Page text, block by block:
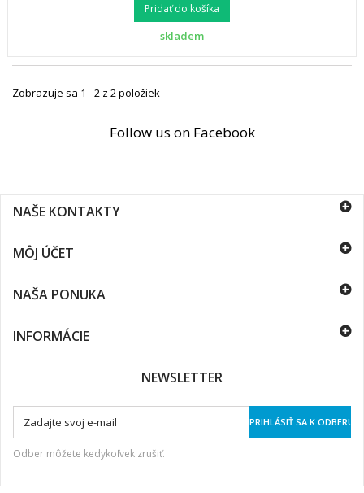
Pridať do košíka
skladem
Zobrazuje sa 1 - 2 z 2 položiek
Follow us on Facebook
NAŠE KONTAKTY
MÔJ ÚČET
NAŠA PONUKA
INFORMÁCIE
NEWSLETTER
PRIHLÁSIŤ SA K ODBERU
Odber môžete kedykoľvek zrušiť.